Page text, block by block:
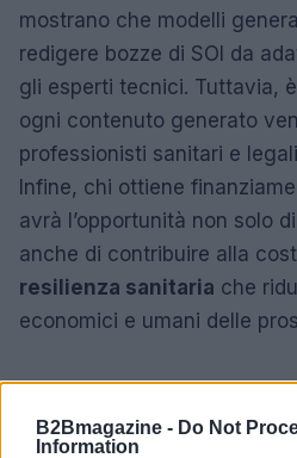
B2Bmagazine - Do Not
Information
mostrano che modelli
redigere bozze di SOI da
gli esperti tecnici. Tuttavia,
ogni contenuto generato
professionisti sanitari e
Infine, chi ottiene
avrà l’opportunità non solo
anche di contribuire alla
resilienza sanitaria che
economici e umani delle